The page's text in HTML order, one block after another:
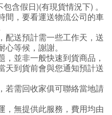
含假日)(有現貨情況下) 。
間，要看運送物流公司的車
配送預計需一些工作天，送
等候，謝謝。
並非一般快速到貨商品，
天到貨前會與您通知預計送
若需回收家俱可聯絡當地請
，無提供此服務，費用均由